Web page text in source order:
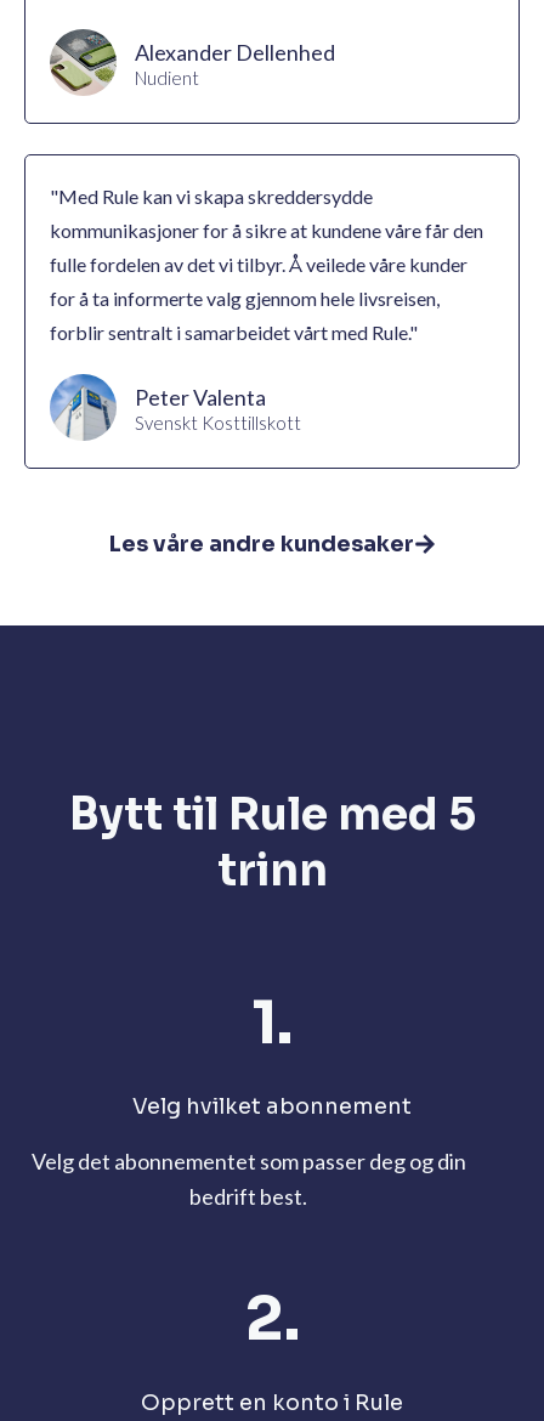
Alexander Dellenhed
Nudient
"Med Rule kan vi skapa skreddersydde
kommunikasjoner for å sikre at kundene våre får den
fulle fordelen av det vi tilbyr. Å veilede våre kunder
for å ta informerte valg gjennom hele livsreisen,
forblir sentralt i samarbeidet vårt med Rule."
Peter Valenta
Svenskt Kosttillskott
Les våre andre kundesaker
Bytt til Rule med 5
trinn
1.
Velg hvilket abonnement
Velg det abonnementet som passer deg og din
bedrift best.
2.
Opprett en konto i Rule